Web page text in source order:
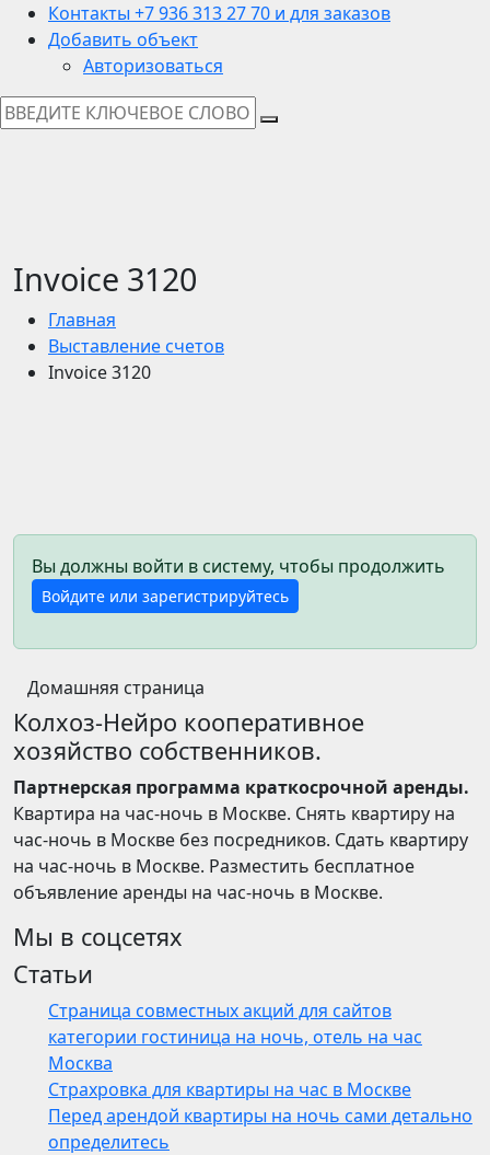
Контакты +7 936 313 27 70 и для заказов
Добавить объект
Авторизоваться
Invoice 3120
Главная
Выставление счетов
Invoice 3120
Вы должны войти в систему, чтобы продолжить
Войдите или зарегистрируйтесь
Домашняя страница
Колхоз-Нейро кооперативное
хозяйство собственников.
Партнерская программа краткосрочной аренды.
Квартира на час-ночь в Москве. Снять квартиру на
час-ночь в Москве без посредников. Сдать квартиру
на час-ночь в Москве. Разместить бесплатное
объявление аренды на час-ночь в Москве.
Мы в соцсетях
Статьи
Страница совместных акций для сайтов
категории гостиница на ночь, отель на час
Москва
Страхровка для квартиры на час в Москве
Перед арендой квартиры на ночь сами детально
определитесь